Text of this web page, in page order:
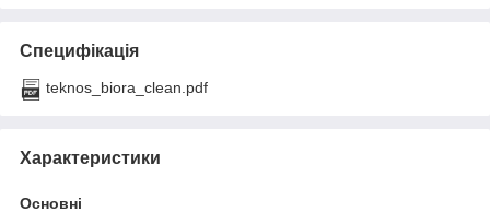
Специфікація
teknos_biora_clean.pdf
Характеристики
Основні